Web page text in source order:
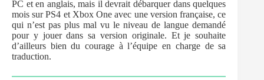
PC et en anglais, mais il devrait débarquer dans quelques
mois sur PS4 et Xbox One avec une version française, ce
qui n’est pas plus mal vu le niveau de langue demandé
pour y jouer dans sa version originale. Et je souhaite
d’ailleurs bien du courage à l’équipe en charge de sa
traduction.